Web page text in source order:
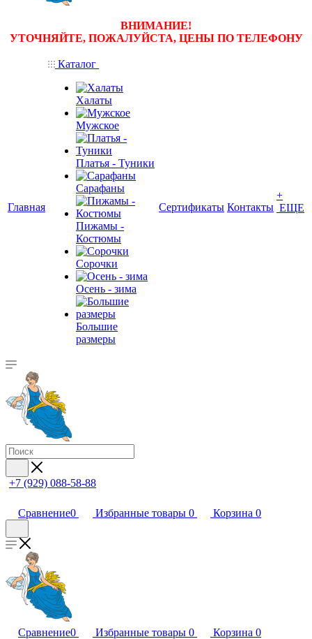
ВНИМАНИЕ!
УТОЧНЯЙТЕ, ПОЖАЛУЙСТА, ЦЕНЫ ПО ТЕЛЕФОНУ
Главная
Каталог
Халаты
Мужское
Платья - Туники
Сарафаны
Пижамы -
Костюмы
Сорочки
Oсень - зима
Большие
размеры
Сертификаты Контакты
+
ЕЩЕ
+7 (929) 088-58-88
Сравнение0 Избранные товары 0 Корзина 0
Сравнение0 Избранные товары 0 Корзина 0